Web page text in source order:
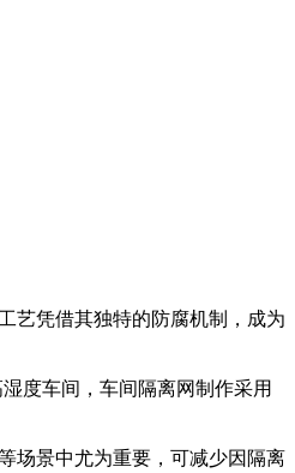
艺凭借其独特的防腐机制，成为
度车间，车间隔离网制作采用
场景中尤为重要，可减少因隔离